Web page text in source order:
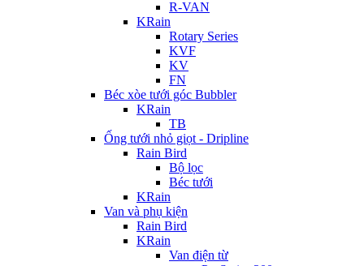
R-VAN
KRain
Rotary Series
KVF
KV
FN
Béc xòe tưới góc Bubbler
KRain
TB
Ống tưới nhỏ giọt - Dripline
Rain Bird
Bộ lọc
Béc tưới
KRain
Van và phụ kiện
Rain Bird
KRain
Van điện từ